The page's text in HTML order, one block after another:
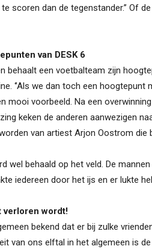
scoren dan de tegenstander.’’ Of
van DESK 6
behaalt een voetbalteam zijn
‘’Als we dan toch een
mooi voorbeeld. Na een
keken de anderen aanwezigen
van artiest Arjon Oostrom die
wel behaald op het veld. De mannen
iedereen door het ijs en er lukte
verloren wordt!
bekend dat er bij zulke
van ons elftal in het algemeen is